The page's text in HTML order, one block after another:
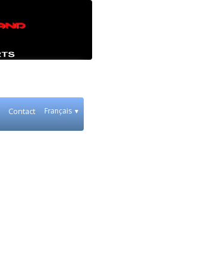
Français ▼
Contact